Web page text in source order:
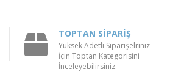
TOPTAN SİPARİŞ
Yüksek Adetli Siparişelriniz
İçin Toptan Kategorisini
İnceleyebilirsiniz.